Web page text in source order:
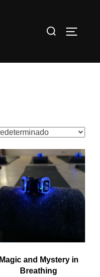
Buscar:
Magic and Mystery in
Breathing